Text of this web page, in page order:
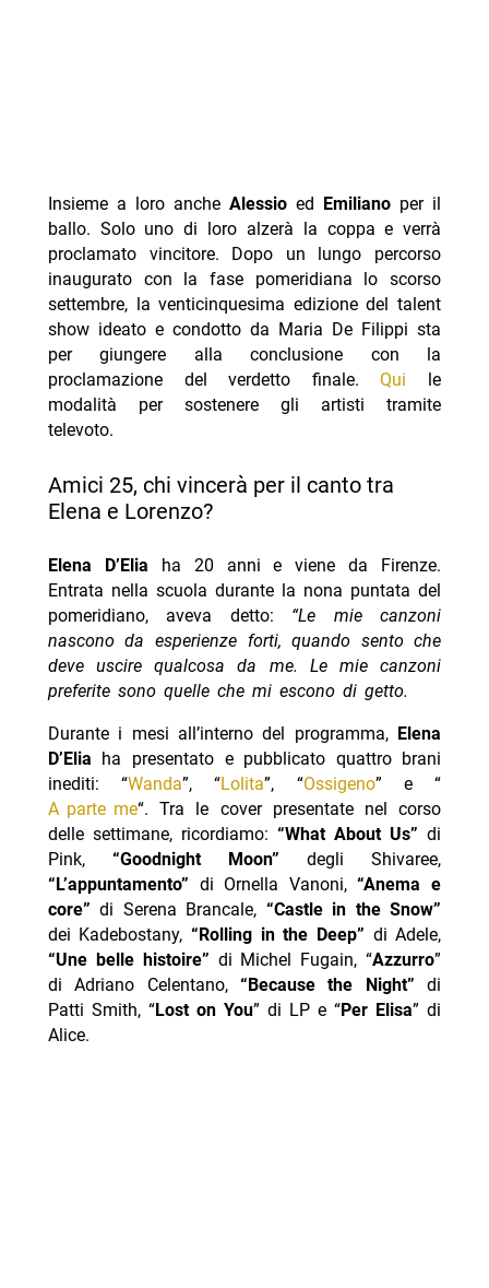
Insieme a loro anche Alessio ed Emiliano per il
ballo. Solo uno di loro alzerà la coppa e verrà
proclamato vincitore. Dopo un lungo percorso
inaugurato con la fase pomeridiana lo scorso
settembre, la venticinquesima edizione del talent
show ideato e condotto da Maria De Filippi sta
per giungere alla conclusione con la
proclamazione del verdetto finale.Qui le
modalità per sostenere gli artisti tramite
televoto.
Amici 25, chi vincerà per il canto tra
Elena e Lorenzo?
Elena D’Elia ha 20 anni e viene da Firenze.
Entrata nella scuola durante la nona puntata del
pomeridiano, aveva detto: “Le mie canzoni
nascono da esperienze forti, quando sento che
deve uscire qualcosa da me. Le mie canzoni
preferite sono quelle che mi escono di getto.
Durante i mesi all’interno del programma, Elena
D’Elia ha presentato e pubblicato quattro brani
inediti: “Wanda”, “Lolita”, “Ossigeno” e “
A parte me“. Tra le cover presentate nel corso
delle settimane, ricordiamo: “What About Us” di
Pink, “Goodnight Moon” degli Shivaree,
“L’appuntamento” di Ornella Vanoni,“Anema e
core” di Serena Brancale, “Castle in the Snow”
dei Kadebostany,“Rolling in the Deep” di Adele,
“Une belle histoire” di Michel Fugain, “Azzurro”
di Adriano Celentano, “Because the Night” di
Patti Smith, “Lost on You” di LP e “Per Elisa” di
Alice.